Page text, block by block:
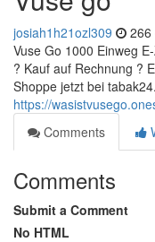
josiah1h21ozl309 266
Vuse Go 1000 Einweg
? Kauf auf Rechnung ?
Shoppe jetzt bei
https://
Comments
Comments
Submit a Comment
No HTML